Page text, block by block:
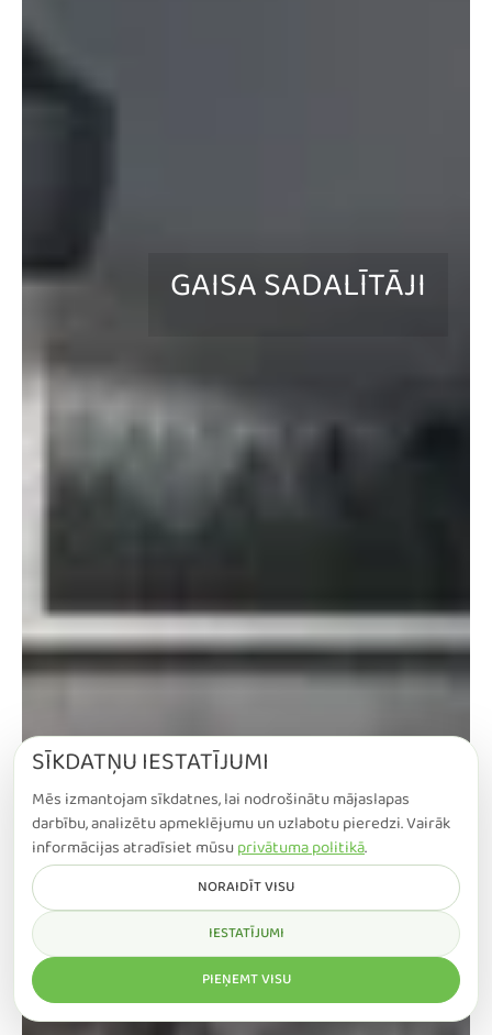
GAISA SADALĪTĀJI
SĪKDATŅU IESTATĪJUMI
Mēs izmantojam sīkdatnes, lai nodrošinātu mājaslapas
darbību, analizētu apmeklējumu un uzlabotu pieredzi. Vairāk
informācijas atradīsiet mūsuprivātuma politikā.
NORAIDĪT VISU
IESTATĪJUMI
PIEŅEMT VISU